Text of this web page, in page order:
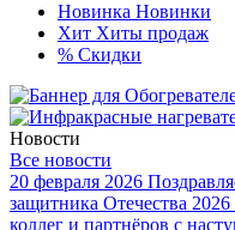
Новинка Новинки
Хит Хиты продаж
% Скидки
Новости
Все новости
20 февраля 2026
защитника Отечества 2026
коллег и партнёров с